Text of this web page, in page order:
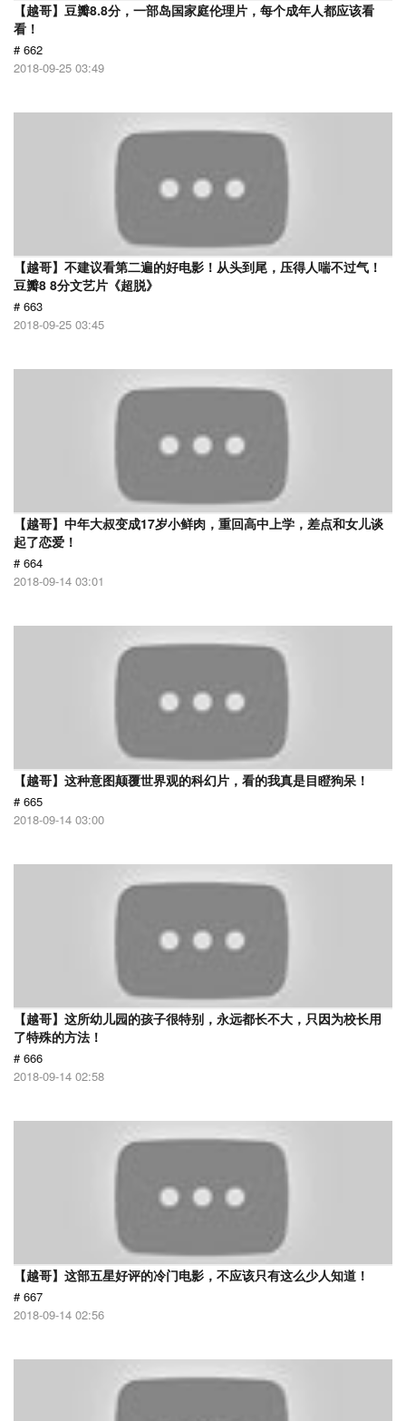
【越哥】豆瓣8.8分，一部岛国家庭伦理片，每个成年人都应该看
看！
# 662
2018-09-25 03:49
【越哥】不建议看第二遍的好电影！从头到尾，压得人喘不过气！
豆瓣8 8分文艺片《超脱》
# 663
2018-09-25 03:45
【越哥】中年大叔变成17岁小鲜肉，重回高中上学，差点和女儿谈
起了恋爱！
# 664
2018-09-14 03:01
【越哥】这种意图颠覆世界观的科幻片，看的我真是目瞪狗呆！
# 665
2018-09-14 03:00
【越哥】这所幼儿园的孩子很特别，永远都长不大，只因为校长用
了特殊的方法！
# 666
2018-09-14 02:58
【越哥】这部五星好评的冷门电影，不应该只有这么少人知道！
# 667
2018-09-14 02:56